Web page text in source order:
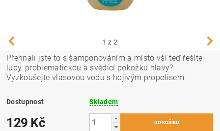
1 z 2
Přehnali jste to s šamponováním a místo vší teď řešíte
lupy, problematickou a svědící pokožku hlavy?
Vyzkoušejte vlasovou vodu s hojivým propolisem.
Dostupnost Skladem
129 Kč